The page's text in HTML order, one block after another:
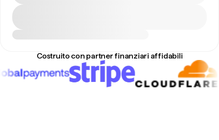
Costruito con partner finanziari affidabili